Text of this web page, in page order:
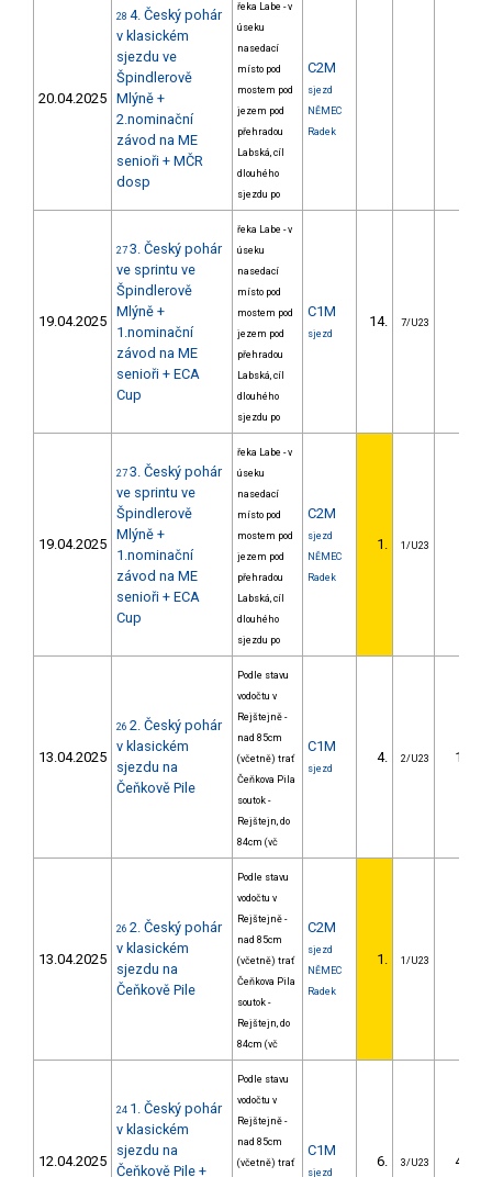
20.04.2025
28 4. Český pohár
v klasickém
sjezdu ve
Špindlerově
Mlýně +
2.nominační
závod na ME
senioři + MČR
dosp
řeka Labe - v
úseku
nasedací
místo pod
mostem pod
jezem pod
přehradou
Labská, cíl
dlouhého
sjezdu po
C2M
sjezd
NĚMEC
Radek
19.04.2025
27 3. Český pohár
ve sprintu ve
Špindlerově
Mlýně +
1.nominační
závod na ME
senioři + ECA
Cup
řeka Labe - v
úseku
nasedací
místo pod
mostem pod
jezem pod
přehradou
Labská, cíl
dlouhého
sjezdu po
C1M
sjezd
14. 7/U23
19.04.2025
27 3. Český pohár
ve sprintu ve
Špindlerově
Mlýně +
1.nominační
závod na ME
senioři + ECA
Cup
řeka Labe - v
úseku
nasedací
místo pod
mostem pod
jezem pod
přehradou
Labská, cíl
dlouhého
sjezdu po
C2M
sjezd
NĚMEC
Radek
1. 1/U23
13.04.2025
26 2. Český pohár
v klasickém
sjezdu na
Čeňkově Pile
Podle stavu
vodočtu v
Rejštejně -
nad 85cm
(včetně) trať
Čeňkova Pila
soutok -
Rejštejn, do
84cm (vč
C1M
sjezd
4. 2/U23 16.48
13.04.2025
26 2. Český pohár
v klasickém
sjezdu na
Čeňkově Pile
Podle stavu
vodočtu v
Rejštejně -
nad 85cm
(včetně) trať
Čeňkova Pila
soutok -
Rejštejn, do
84cm (vč
C2M
sjezd
NĚMEC
Radek
1. 1/U23
12.04.2025
24 1. Český pohár
v klasickém
sjezdu na
Čeňkově Pile +
Podle stavu
vodočtu v
Rejštejně -
nad 85cm
(včetně) trať
C1M
sjezd
6. 3/U23 40.72